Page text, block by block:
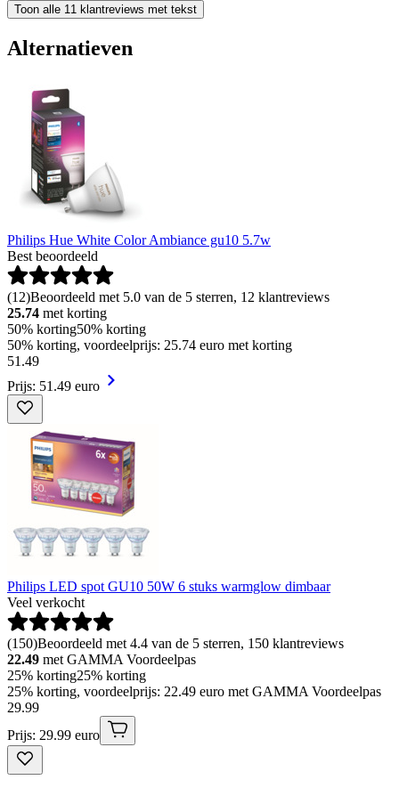
Toon alle 11 klantreviews met tekst
Alternatieven
Philips Hue White Color Ambiance gu10 5.7w
Best beoordeeld
(12)Beoordeeld met 5.0 van de 5 sterren, 12 klantreviews
25.74 met korting
50% korting50% korting
50% korting, voordeelprijs: 25.74 euro met korting
51.49
Prijs: 51.49 euro
Philips LED spot GU10 50W 6 stuks warmglow dimbaar
Veel verkocht
(150)Beoordeeld met 4.4 van de 5 sterren, 150 klantreviews
22.49 met GAMMA Voordeelpas
25% korting25% korting
25% korting, voordeelprijs: 22.49 euro met GAMMA Voordeelpas
29.99
Prijs: 29.99 euro